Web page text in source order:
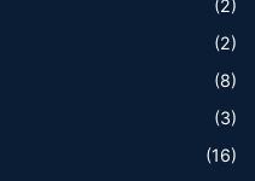
(2)
(2)
(8)
(3)
(16)